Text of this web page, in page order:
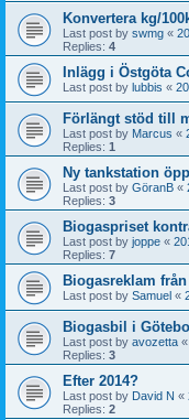
Konvertera kg/
Last post by swmg «
Replies: 4
Inlägg i Östgöta
Last post by lubbis «
Förlängt stöd till
Last post by Marcus «
Replies: 1
Ny tankstation
Last post by GöranB «
Replies: 3
Biogaspriset
Last post by joppe «
Replies: 7
Biogasreklam
Last post by Samuel «
Biogasbil i
Last post by avozetta «
Replies: 3
Efter 2014?
Last post by David N «
Replies: 2